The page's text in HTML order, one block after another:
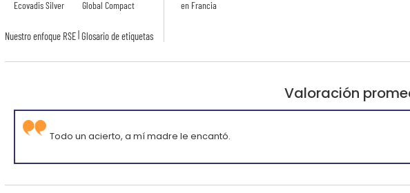
Ecovadis Silver
Global Compact
Nuestro enfoque RSE|Glosario de etiquetas
en Francia
Valoración
Todo un acierto, a mí madre le encantó.